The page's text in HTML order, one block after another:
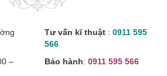
–
Tư vấn kĩ thuật : 0911 595
566
Bảo hành: 0911 595 566